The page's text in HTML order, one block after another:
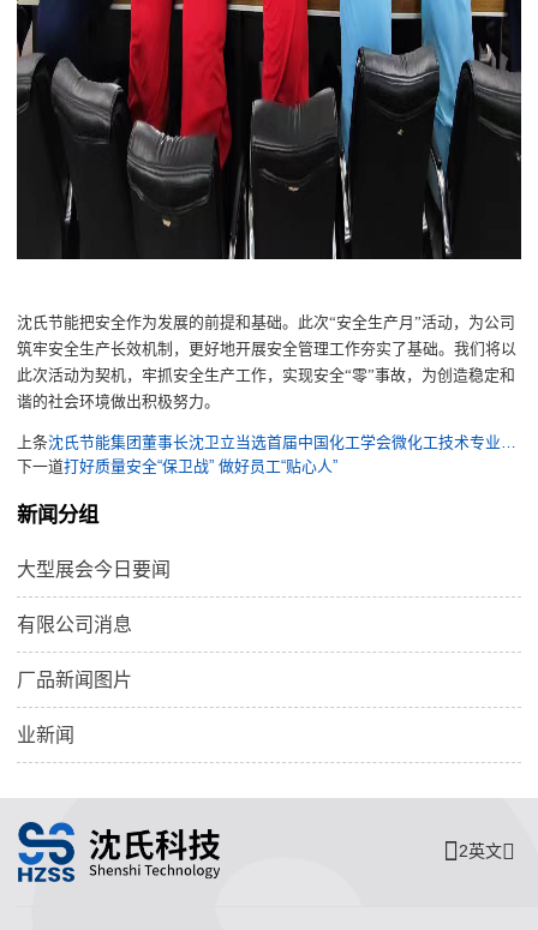
沈氏节能把安全作为发展的前提和基础。 此次“安全生产月”活动， 为公司
筑牢安全生产长效机制，
更好地开展安全管理工作夯实 了基础。我们将以
此次活动为契机，牢抓安全生产工作，实现安全“零”事故，为创造稳定和
谐的社会环境做出积极努力。
上条
下一道打好质量安全“保卫战” 做好员工“贴心人”
新闻分组
大型展会今日要闻
有限公司消息
厂品新闻图片
业新闻
2英文